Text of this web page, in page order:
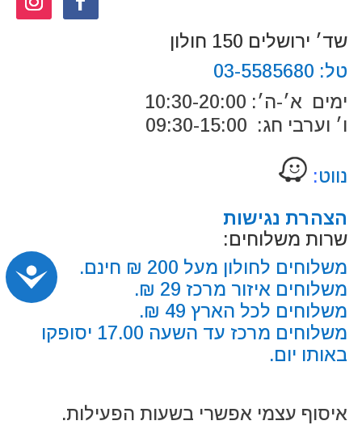
שד׳ ירושלים 150 חולון
טל: 03-5585680
ימים א׳-ה׳: 10:30-20:00
ו׳ וערבי חג: 09:30-15:00
נווט:
הצהרת נגישות
שרות משלוחים:
משלוחים לחולון מעל 200 ₪ חינם.
משלוחים איזור מרכז 29 ₪.
משלוחים לכל הארץ 49 ₪.
משלוחים מרכז עד השעה 17.00 יסופקו
באותו יום.
איסוף עצמי אפשרי בשעות הפעילות.